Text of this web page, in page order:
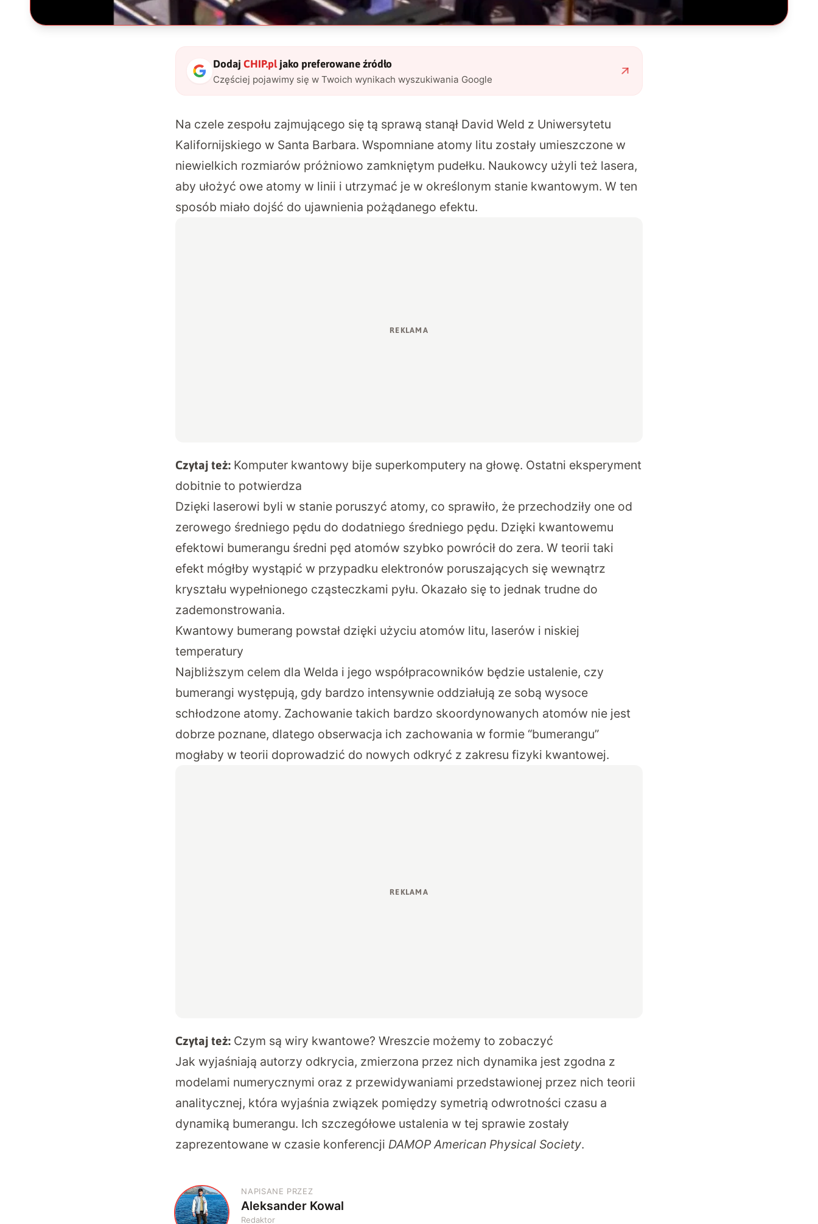
Dodaj CHIP.pljako preferowane źródło
Częściej pojawimy się w Twoich wynikach wyszukiwania Google
Na czele zespołu zajmującego się tą sprawą stanął David Weld z Uniwersytetu
Kalifornijskiego w Santa Barbara. Wspomniane atomy litu zostały umieszczone w
niewielkich rozmiarów próżniowo zamkniętym pudełku. Naukowcy użyli też lasera,
aby ułożyć owe atomy w linii i utrzymać je w określonym stanie kwantowym. W ten
sposób miało dojść do ujawnienia pożądanego efektu.
Czytaj też: Komputer kwantowy bije superkomputery na głowę. Ostatni eksperyment
dobitnie to potwierdza
Dzięki laserowi byli w stanie poruszyć atomy, co sprawiło, że przechodziły one od
zerowego średniego pędu do dodatniego średniego pędu. Dzięki kwantowemu
efektowi bumerangu średni pęd atomów szybko powrócił do zera. W teorii taki
efekt mógłby wystąpić w przypadku elektronów poruszających się wewnątrz
kryształu wypełnionego cząsteczkami pyłu. Okazało się to jednak trudne do
zademonstrowania.
Kwantowy bumerang powstał dzięki użyciu atomów litu, laserów i niskiej
temperatury
Najbliższym celem dla Welda i jego współpracowników będzie ustalenie, czy
bumerangi występują, gdy bardzo intensywnie oddziałują ze sobą wysoce
schłodzone atomy. Zachowanie takich bardzo skoordynowanych atomów nie jest
dobrze poznane, dlatego obserwacja ich zachowania w formie “bumerangu”
mogłaby w teorii doprowadzić do nowych odkryć z zakresu fizyki kwantowej.
Czytaj też: Czym są wiry kwantowe? Wreszcie możemy to zobaczyć
Jak wyjaśniają autorzy odkrycia, zmierzona przez nich dynamika jest zgodna z
modelami numerycznymi oraz z przewidywaniami przedstawionej przez nich teorii
analitycznej, która wyjaśnia związek pomiędzy symetrią odwrotności czasu a
dynamiką bumerangu. Ich szczegółowe ustalenia w tej sprawie zostały
zaprezentowane w czasie konferencji DAMOP American Physical Society.
A
NAPISANE PRZEZ
Aleksander Kowal
Redaktor